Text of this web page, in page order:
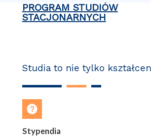
PROGRAM STUDIÓW
STACJONARNYCH
Studia to nie tylko
Stypendia